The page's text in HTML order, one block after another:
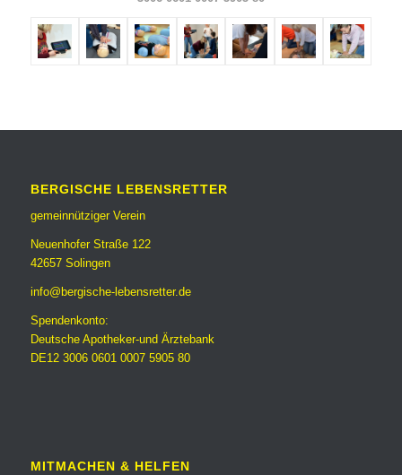
BERGISCHE LEBENSRETTER
gemeinnütziger Verein
Neuenhofer Straße 122
42657 Solingen
info@bergische-lebensretter.de
Spendenkonto:
Deutsche Apotheker-und Ärztebank
DE12 3006 0601 0007 5905 80
MITMACHEN & HELFEN